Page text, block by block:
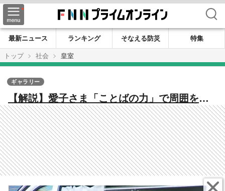
検索
最新ニュース ランキング そなえる防災
特集
トップ
社会 皇室
【解説】愛子さま「ことばの力」で周囲を笑
顔に 宮内庁担当記者が見た1年「気負わず、
自分らしく」
ギャラリー